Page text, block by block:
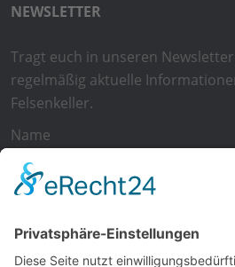
NEWSLETTER
Tragt euch in unseren
regelmäßig aktuelle
Felsenkeller.
Name
E-Mail